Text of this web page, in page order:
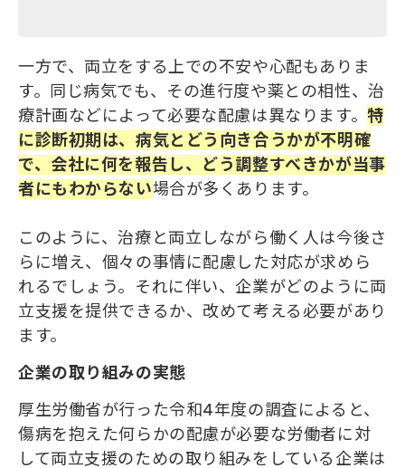
一方で、両立をする上での不安や心配もありま
す。同じ病気でも、その進行度や薬との相性、治
療計画などによって必要な配慮は異なります。特
に診断初期は、病気とどう向き合うかが不明確
で、会社に何を報告し、どう調整すべきかが当事
者にもわからない場合が多くあります。
このように、治療と両立しながら働く人は今後さ
らに増え、個々の事情に配慮した対応が求めら
れるでしょう。それに伴い、企業がどのように両
立支援を提供できるか、改めて考える必要があり
ます。
企業の取り組みの実態
厚生労働省が行った令和4年度の調査によると、
傷病を抱えた何らかの配慮が必要な労働者に対
して両立支援のための取り組みをしている企業は